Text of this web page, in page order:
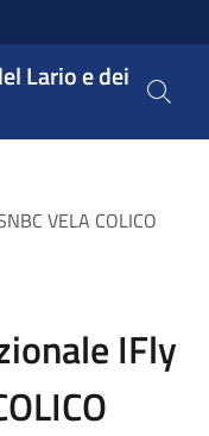
Lario e dei
VELA COLICO
IFly